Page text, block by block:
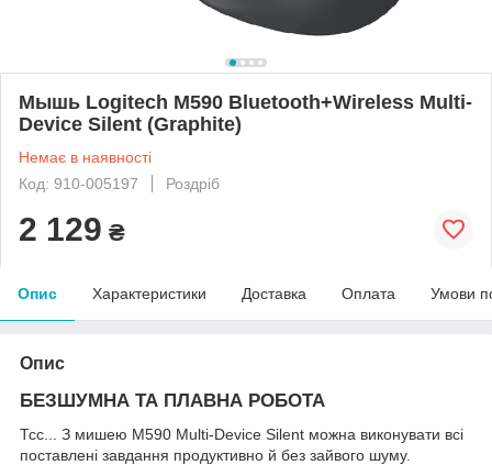
Мышь Logitech M590 Bluetooth+Wireless Multi-
Device Silent (Graphite)
Немає в наявності
Код: ‎910-005197
Роздріб
2 129 ₴
Опис Характеристики Доставка Оплата Умови
Опис
БЕЗШУМНА ТА ПЛАВНА РОБОТА
Тсс... З мишею M590 Multi-Device Silent можна виконувати всі
поставлені завдання продуктивно й без зайвого шуму.